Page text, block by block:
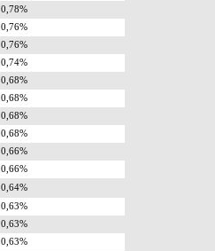
0,78%
0,76%
0,76%
0,74%
0,68%
0,68%
0,68%
0,68%
0,66%
0,66%
0,64%
0,63%
0,63%
0,63%